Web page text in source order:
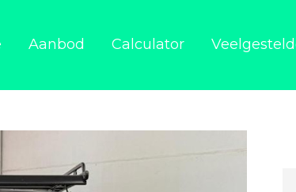
Aanbod Calculator